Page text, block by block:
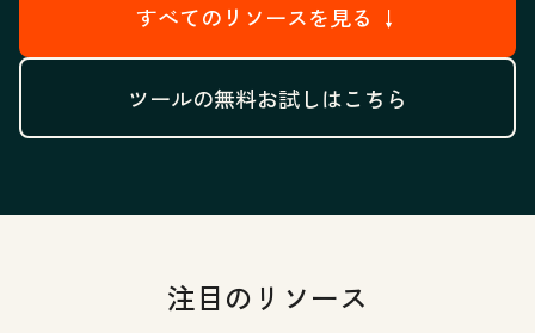
すべてのリソースを見る ↓
ツールの無料お試しはこちら
注目のリソース